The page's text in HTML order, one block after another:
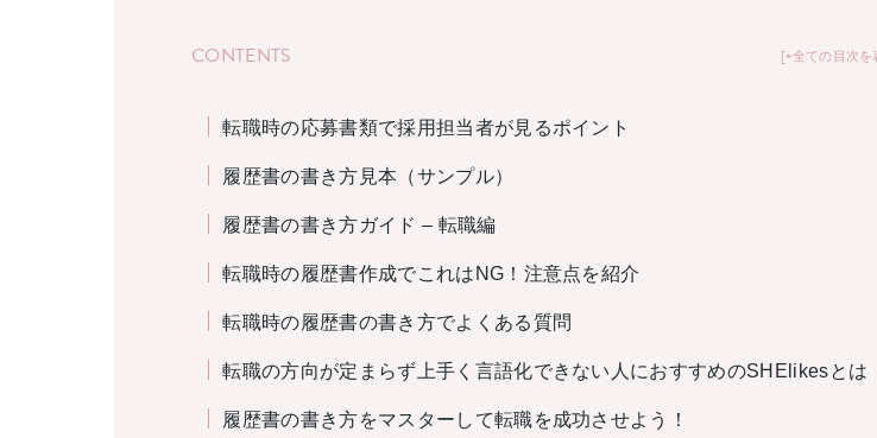
+全ての目次を
CONTENTS
転職時の応募書類で採用担当者が見るポイント
履歴書の書き方見本（サンプル）
履歴書の書き方ガイド – 転職編
転職時の履歴書作成でこれはNG！注意点を紹介
転職時の履歴書の書き方でよくある質問
転職の方向が定まらず上手く言語化できない人におすすめのSHElikesとは
履歴書の書き方をマスターして転職を成功させよう！